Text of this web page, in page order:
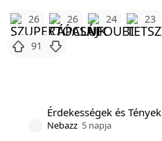
26 26 24 23
91
Érdekességek és Tények
Nebazz 5 napja